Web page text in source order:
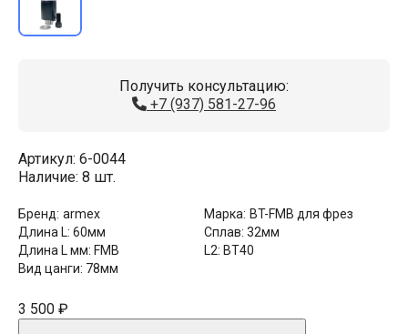
Получить консультацию:
+7 (937) 581-27-96
Артикул: 6-0044
Наличие: 8 шт.
Бренд: armex Марка: BT-FMB для фрез
Длина L: 60мм Сплав: 32мм
Длина L мм: FMB L2: BT40
Вид цанги: 78мм
3 500 ₽